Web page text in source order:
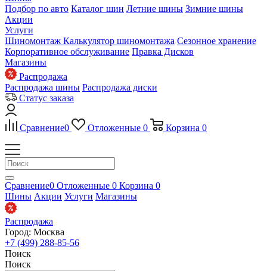
Подбор по авто Каталог шин Летние шины Зимние шины
Акции
Услуги
Шиномонтаж Калькулятор шиномонтажа Сезонное хранение
Корпоративное обслуживание Правка Дисков
Магазины
Распродажа
Распродажа шины Распродажа диски
Статус заказа
Сравнение0 Отложенные 0 Корзина 0
Сравнение0 Отложенные 0 Корзина 0
Шины Акции Услуги Магазины
Распродажа
Город: Москва
+7 (499) 288-85-56
Поиск
Поиск